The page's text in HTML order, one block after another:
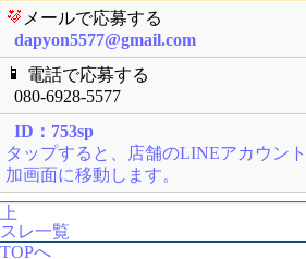
メールで応募する
dapyon5577@gmail.com
電話で応募する
080-6928-5577
ID：753sp
タップすると、店舗のLINEアカウン
加画面に移動します。
上
スレ一覧
TOPへ